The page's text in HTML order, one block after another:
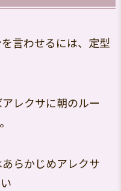
言わせるには、定型
レクサに朝のルー
らかじめアレクサ